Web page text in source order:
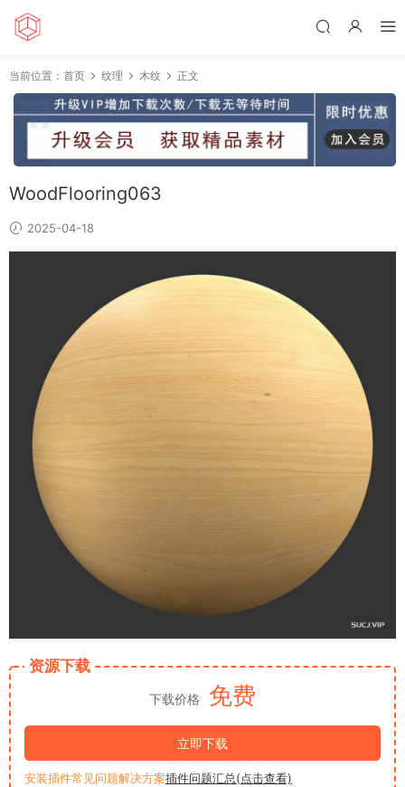
当前位置： 首页 纹理 木纹 正文
WoodFlooring063
2025-04-18
资源下载
下载价格 免费
立即下载
安装插件常见问题解决方案插件问题汇总(点击查看)